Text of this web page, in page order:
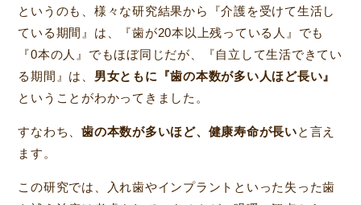
というのも、様々な研究結果から『介護を受けて生活し
ている期間』は、『歯が20本以上残っている人』でも
『0本の人』でもほぼ同じだが、『自立して生活できてい
る期間』は、 男女ともに『歯の本数が多い人ほど長い』
ということがわかってきました。
すなわち、歯の本数が多いほど、健康寿命が長いと言え
ます。
この研究では、入れ歯やインプラントといった失った歯